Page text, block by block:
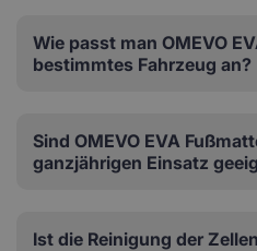
Wie passt man OMEVO
bestimmtes Fahrzeug an?
Sind OMEVO EVA
ganzjährigen Einsatz
Ist die Reinigung der